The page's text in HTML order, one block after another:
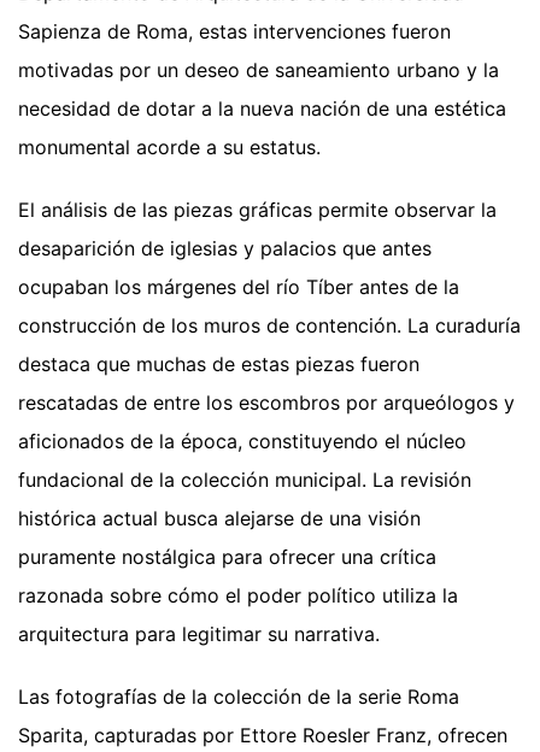
Sapienza de Roma, estas intervenciones fueron
motivadas por un deseo de saneamiento urbano y la
necesidad de dotar a la nueva nación de una estética
monumental acorde a su estatus.
El análisis de las piezas gráficas permite observar la
desaparición de iglesias y palacios que antes
ocupaban los márgenes del río Tíber antes de la
construcción de los muros de contención. La curaduría
destaca que muchas de estas piezas fueron
rescatadas de entre los escombros por arqueólogos y
aficionados de la época, constituyendo el núcleo
fundacional de la colección municipal. La revisión
histórica actual busca alejarse de una visión
puramente nostálgica para ofrecer una crítica
razonada sobre cómo el poder político utiliza la
arquitectura para legitimar su narrativa.
Las fotografías de la colección de la serie Roma
Sparita, capturadas por Ettore Roesler Franz, ofrecen